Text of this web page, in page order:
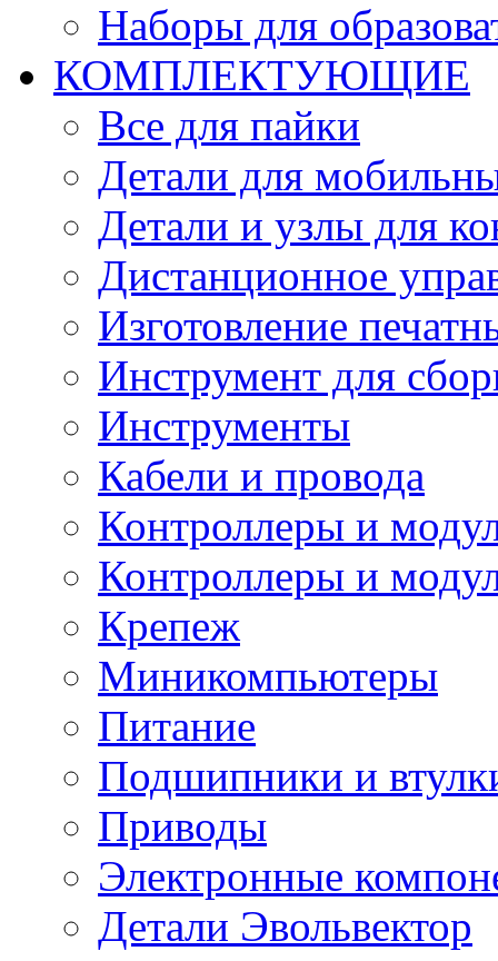
Наборы для
КОМПЛЕКТУЮЩИЕ
Все для пайки
Детали для
Детали и узлы для
Дистанционное
Изготовление
Инструмент для
Инструменты
Кабели и провода
Контроллеры и
Контроллеры и
Крепеж
Миникомпьютеры
Питание
Подшипники и
Приводы
Электронные
Детали Эвольвектор